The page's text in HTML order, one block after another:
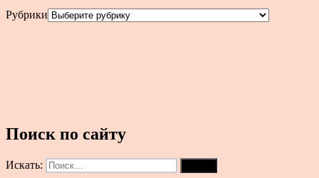
Рубрики
Поиск по сайту
Искать: